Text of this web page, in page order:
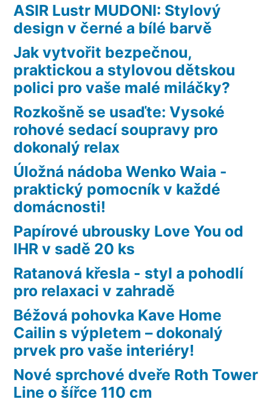
ASIR Lustr MUDONI: Stylový
design v černé a bílé barvě
Jak vytvořit bezpečnou,
praktickou a stylovou dětskou
polici pro vaše malé miláčky?
Rozkošně se usaďte: Vysoké
rohové sedací soupravy pro
dokonalý relax
Úložná nádoba Wenko Waia -
praktický pomocník v každé
domácnosti!
Papírové ubrousky Love You od
IHR v sadě 20 ks
Ratanová křesla - styl a pohodlí
pro relaxaci v zahradě
Béžová pohovka Kave Home
Cailin s výpletem – dokonalý
prvek pro vaše interiéry!
Nové sprchové dveře Roth Tower
Line o šířce 110 cm